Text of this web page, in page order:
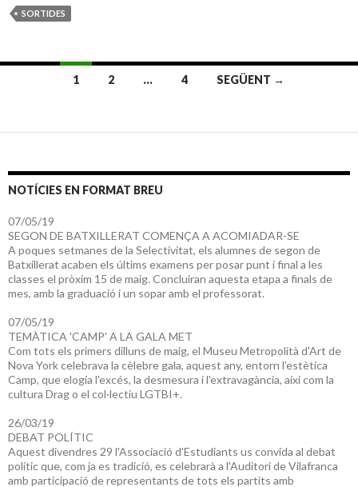
58c4dfda-a0c5-4b95-8b35-859c67016dea
91c254a2-d22c-463f-b489-0853317410fc
2739b2cd-76b6-467f-b1b4-0c2efcdb11b0
a180634d-2ec1-4d90-b806-39e4d019bf63
e
b
o
itt
er
o
M
l
A
p
ar
te
SORTIDES
pels
1 2 … 4 SEGÜENT →
NOTÍCIES EN FORMAT BREU
07/05/19
SEGON DE BATXILLERAT COMENÇA A ACOMIADAR-SE
A poques setmanes de la Selectivitat, els alumnes de segon de
Batxillerat acaben els últims examens per posar punt i final a les
classes el pròxim 15 de maig. Concluiran aquesta etapa a finals de
mes, amb la graduació i un sopar amb el professorat.
07/05/19
TEMÀTICA 'CAMP' A LA GALA MET
Com tots els primers dilluns de maig, el Museu Metropolità d'Art de
Nova York celebrava la cèlebre gala, aquest any, entorn l'estètica
Camp, que elogia l'excés, la desmesura i l'extravagància, així com la
cultura Drag o el col·lectiu LGTBI+.
26/03/19
DEBAT POLÍTIC
Aquest divendres 29 l'Associació d'Estudiants us convida al debat
polític que, com ja es tradició, es celebrarà a l'Auditori de Vilafranca
amb participació de representants de tots els partits amb